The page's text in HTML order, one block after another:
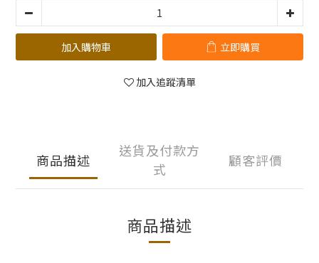
加入購物車 立即購買
加入追蹤清單
商品描述
送貨及付款方
式
顧客評價
商品描述